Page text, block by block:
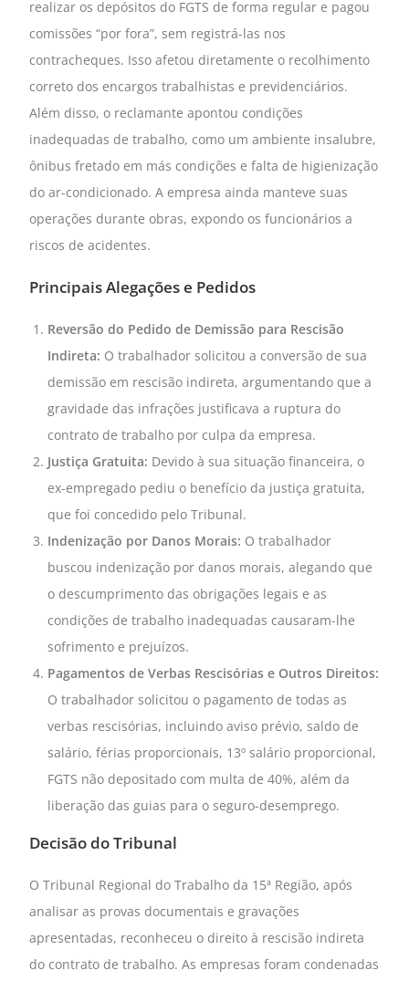
realizar os depósitos do FGTS de forma regular e pagou
comissões “por fora”, sem registrá-las nos
contracheques. Isso afetou diretamente o recolhimento
correto dos encargos trabalhistas e previdenciários.
Além disso, o reclamante apontou condições
inadequadas de trabalho, como um ambiente insalubre,
ônibus fretado em más condições e falta de higienização
do ar-condicionado. A empresa ainda manteve suas
operações durante obras, expondo os funcionários a
riscos de acidentes.
Principais Alegações e Pedidos
Reversão do Pedido de Demissão para Rescisão
Indireta: O trabalhador solicitou a conversão de sua
demissão em rescisão indireta, argumentando que a
gravidade das infrações justificava a ruptura do
contrato de trabalho por culpa da empresa.
Justiça Gratuita: Devido à sua situação financeira, o
ex-empregado pediu o benefício da justiça gratuita,
que foi concedido pelo Tribunal.
Indenização por Danos Morais: O trabalhador
buscou indenização por danos morais, alegando que
o descumprimento das obrigações legais e as
condições de trabalho inadequadas causaram-lhe
sofrimento e prejuízos.
Pagamentos de Verbas Rescisórias e Outros Direitos:
O trabalhador solicitou o pagamento de todas as
verbas rescisórias, incluindo aviso prévio, saldo de
salário, férias proporcionais, 13º salário proporcional,
FGTS não depositado com multa de 40%, além da
liberação das guias para o seguro-desemprego.
Decisão do Tribunal
O Tribunal Regional do Trabalho da 15ª Região, após
analisar as provas documentais e gravações
apresentadas, reconheceu o direito à rescisão indireta
do contrato de trabalho. As empresas foram condenadas